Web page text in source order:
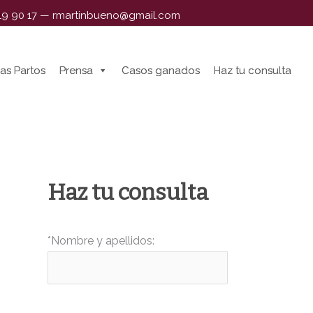
90 17 — rmartinbueno@gmail.com
Partos Prensa Casos ganados Haz tu consulta
Partos Prensa Casos ganados Haz tu consulta
Haz tu consulta
*Nombre y apellidos: